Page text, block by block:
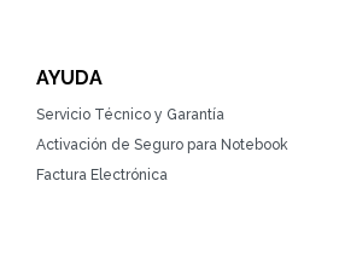
AYUDA
Servicio Técnico y Garantía
Activación de Seguro para Notebook
Factura Electrónica